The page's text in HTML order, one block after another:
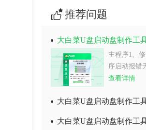
推荐问题
大白菜U盘启动盘制作工
主程序1、
序启动报错
查看详情
大白菜U盘启动盘制作工
大白菜U盘启动盘制作工